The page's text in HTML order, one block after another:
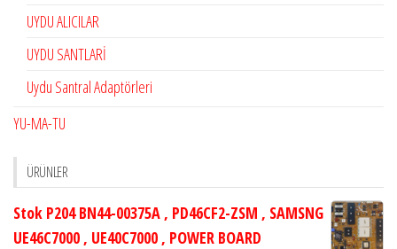
UYDU ALICILAR
UYDU SANTLARİ
Uydu Santral Adaptörleri
YU-MA-TU
ÜRÜNLER
Stok P204 BN44-00375A , PD46CF2-ZSM , SAMSNG
UE46C7000 , UE40C7000 , POWER BOARD